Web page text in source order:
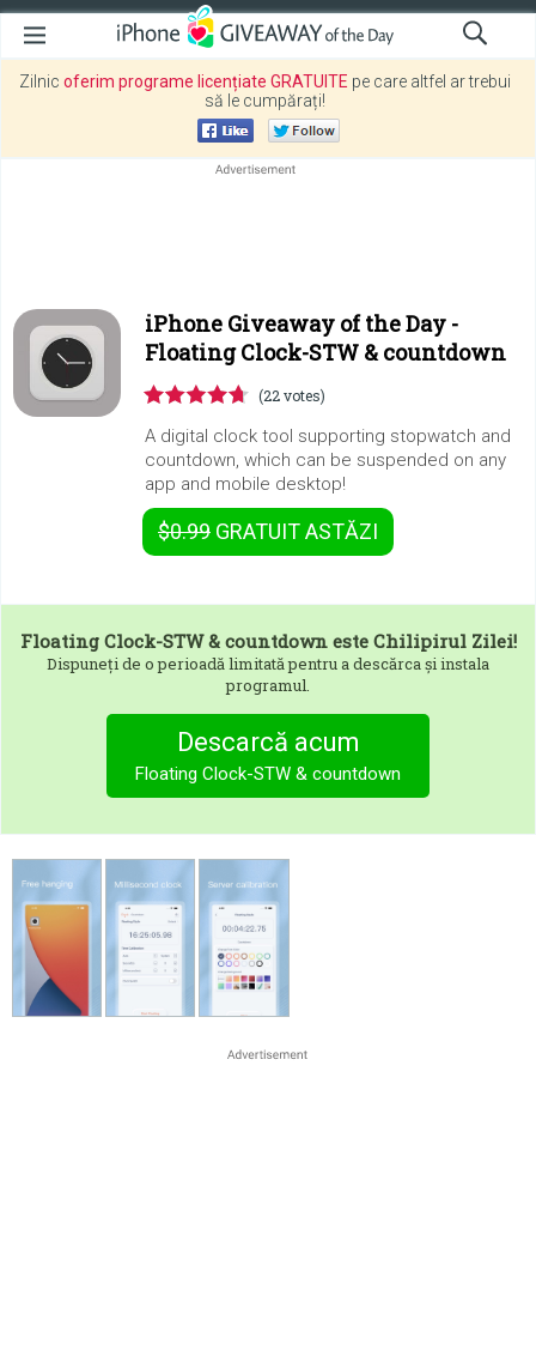
Zilnic oferim programe licențiate GRATUITE pe care altfel ar trebui
să le cumpărați!
iPhone Giveaway of the Day -
Floating Clock-STW & countdown
(22 votes)
A digital clock tool supporting stopwatch and
countdown, which can be suspended on any
app and mobile desktop!
$0.99 GRATUITASTĂZI
Floating Clock-STW & countdowneste Chilipirul Zilei!
Dispuneți de o perioadă limitată pentru a descărca și instala
programul.
Descarcă acum
Floating Clock-STW & countdown